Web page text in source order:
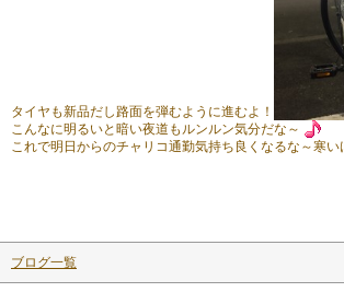
タイヤも新品だし路面を弾むように進むよ！
こんなに明るいと暗い夜道もルンルン気分だな～
これで明日からのチャリコ通勤気持ち良くなるな～寒い
ブログ一覧